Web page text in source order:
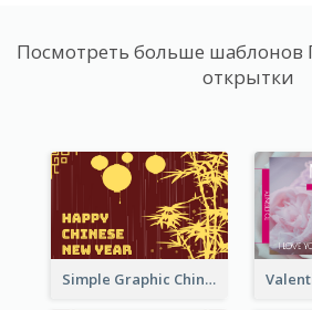
Посмотреть больше шаблонов
открытки
Simple Graphic Chinese New Year In Red And Yellow